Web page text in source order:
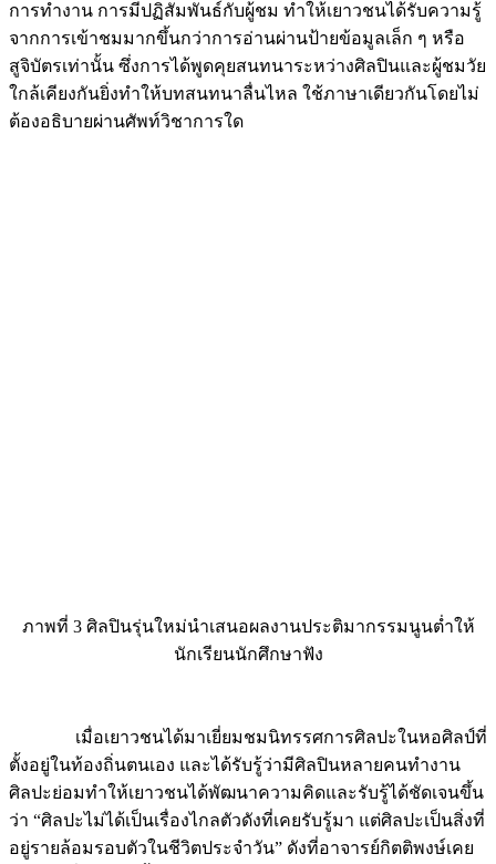
การทำงาน การมีปฏิสัมพันธ์กับผู้ชม ทำให้เยาวชนได้รับความรู้
จากการเข้าชมมากขึ้นกว่าการอ่านผ่านป้ายข้อมูลเล็ก ๆ หรือ
สูจิบัตรเท่านั้น ซึ่งการได้พูดคุยสนทนาระหว่างศิลปินและผู้ชมวัย
ใกล้เคียงกันยิ่งทำให้บทสนทนาลื่นไหล ใช้ภาษาเดียวกันโดยไม่
ต้องอธิบายผ่านศัพท์วิชาการใด
ภาพที่ 3 ศิลปินรุ่นใหม่นำเสนอผลงานประติมากรรมนูนต่ำให้
นักเรียนนักศึกษาฟัง
เมื่อเยาวชนได้มาเยี่ยมชมนิทรรศการศิลปะในหอศิลป์ที่
ตั้งอยู่ในท้องถิ่นตนเอง และได้รับรู้ว่ามีศิลปินหลายคนทำงาน
ศิลปะย่อมทำให้เยาวชนได้พัฒนาความคิดและรับรู้ได้ชัดเจนขึ้น
ว่า “ศิลปะไม่ได้เป็นเรื่องไกลตัวดังที่เคยรับรู้มา แต่ศิลปะเป็นสิ่งที่
อยู่รายล้อมรอบตัวในชีวิตประจำวัน” ดังที่อาจารย์กิตติพงษ์เคย